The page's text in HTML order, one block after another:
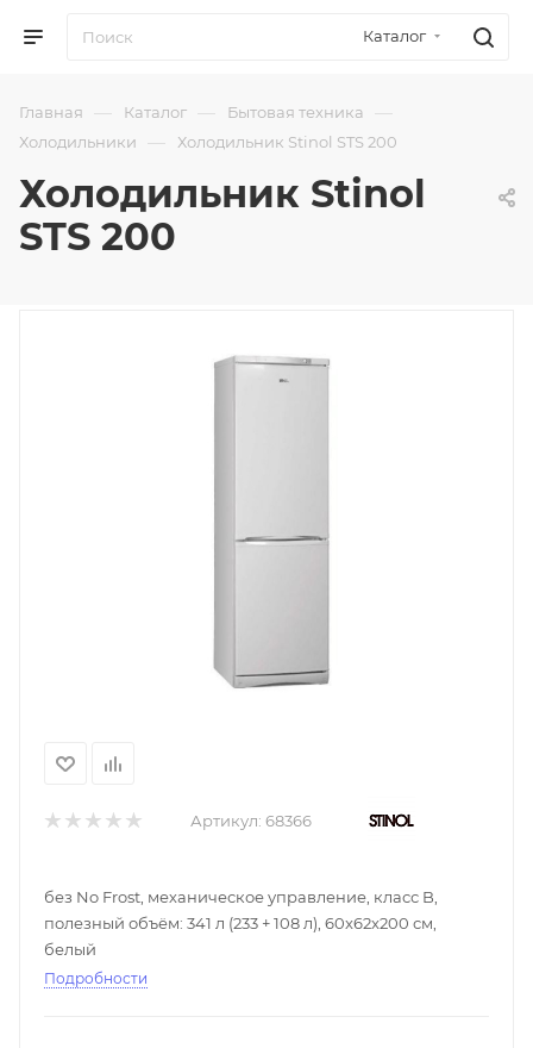
Каталог
Главная — Каталог — Бытовая техника —
Холодильники — Холодильник Stinol STS 200
Холодильник Stinol
STS 200
Артикул: 68366
без No Frost, механическое управление, класс B,
полезный объём: 341 л (233 + 108 л), 60x62x200 см,
белый
Подробности